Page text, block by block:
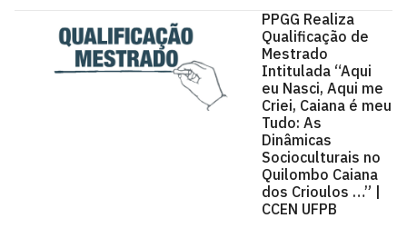
PPGG Realiza
Qualificação de
Mestrado
Intitulada “Aqui
eu Nasci, Aqui me
Criei, Caiana é meu
Tudo: As
Dinâmicas
Socioculturais no
Quilombo Caiana
dos Crioulos …” |
CCEN UFPB